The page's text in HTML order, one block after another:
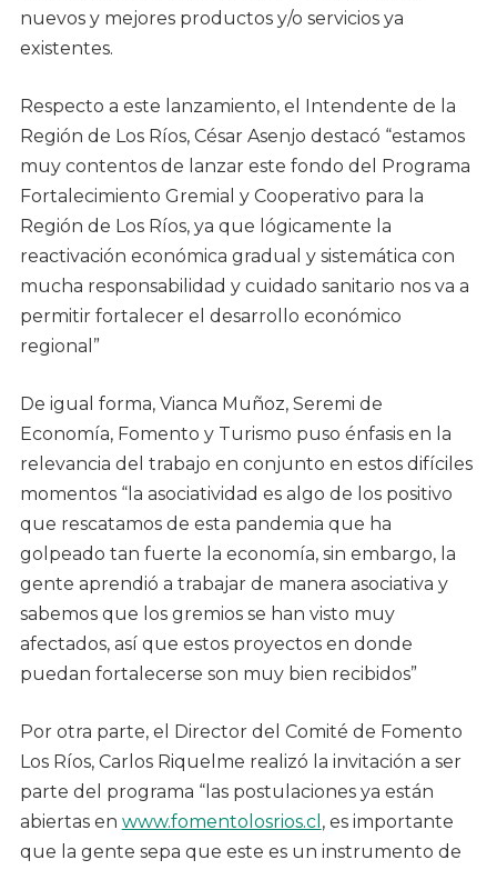
nuevos y mejores productos y/o servicios ya
existentes.
Respecto a este lanzamiento, el Intendente de la
Región de Los Ríos, César Asenjo destacó “estamos
muy contentos de lanzar este fondo del Programa
Fortalecimiento Gremial y Cooperativo para la
Región de Los Ríos, ya que lógicamente la
reactivación económica gradual y sistemática con
mucha responsabilidad y cuidado sanitario nos va a
permitir fortalecer el desarrollo económico
regional”
De igual forma, Vianca Muñoz, Seremi de
Economía, Fomento y Turismo puso énfasis en la
relevancia del trabajo en conjunto en estos difíciles
momentos “la asociatividad es algo de los positivo
que rescatamos de esta pandemia que ha
golpeado tan fuerte la economía, sin embargo, la
gente aprendió a trabajar de manera asociativa y
sabemos que los gremios se han visto muy
afectados, así que estos proyectos en donde
puedan fortalecerse son muy bien recibidos”
Por otra parte, el Director del Comité de Fomento
Los Ríos, Carlos Riquelme realizó la invitación a ser
parte del programa “las postulaciones ya están
abiertas en www.fomentolosrios.cl , es importante
que la gente sepa que este es un instrumento de